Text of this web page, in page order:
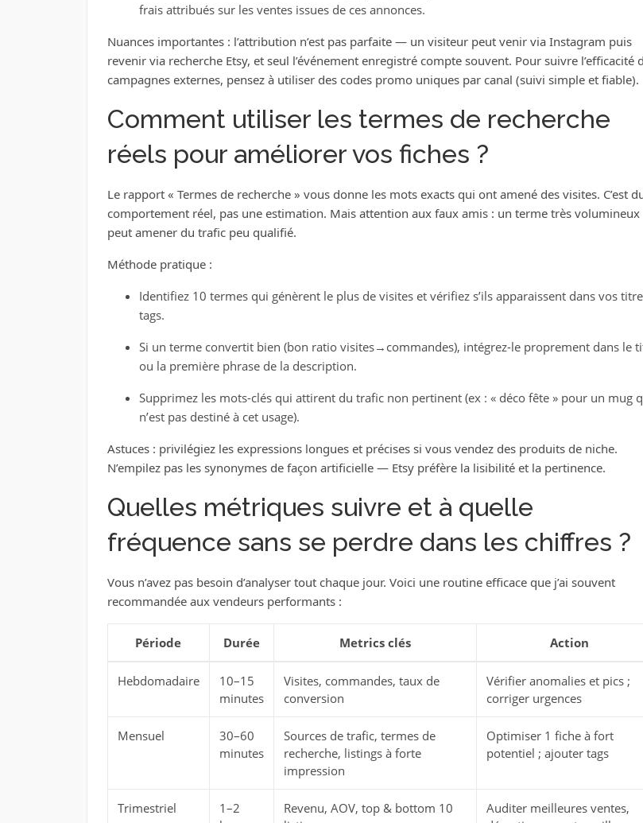
frais attribués sur les ventes issues de ces annonces.
Nuances importantes : l’attribution n’est pas parfaite — un visiteur peut venir via Instagram puis
revenir via recherche Etsy, et seul l’événement enregistré compte souvent. Pour suivre l’efficacité
campagnes externes, pensez à utiliser des codes promo uniques par canal (suivi simple et fiable).
Comment utiliser les termes de recherche
réels pour améliorer vos fiches ?
Le rapport « Termes de recherche » vous donne les mots exacts qui ont amené des visites. C’est
comportement réel, pas une estimation. Mais attention aux faux amis : un terme très volumineux
peut amener du trafic peu qualifié.
Méthode pratique :
Identifiez 10 termes qui génèrent le plus de visites et vérifiez s’ils apparaissent dans vos
tags.
Si un terme convertit bien (bon ratio visites→commandes), intégrez-le proprement dans le
ou la première phrase de la description.
Supprimez les mots-clés qui attirent du trafic non pertinent (ex : « déco fête » pour un mug
n’est pas destiné à cet usage).
Astuces : privilégiez les expressions longues et précises si vous vendez des produits de niche.
N’empilez pas les synonymes de façon artificielle — Etsy préfère la lisibilité et la pertinence.
Quelles métriques suivre et à quelle
fréquence sans se perdre dans les chiffres ?
Vous n’avez pas besoin d’analyser tout chaque jour. Voici une routine efficace que j’ai souvent
recommandée aux vendeurs performants :
Période Durée Metrics clés Action
Hebdomadaire
10–15
minutes
Visites, commandes, taux de
conversion
Vérifier anomalies et pics ;
corriger urgences
Mensuel
30–60
minutes
Sources de trafic, termes de
recherche, listings à forte
impression
Optimiser 1 fiche à fort
potentiel ; ajouter tags
Trimestriel
1–2
Revenu, AOV, top & bottom 10
Auditer meilleures ventes,